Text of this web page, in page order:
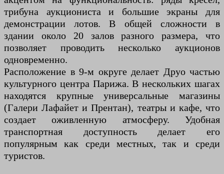
трибуна аукциониста и большие экраны для
демонстрации лотов. В общей сложности в
здании около 20 залов разного размера, что
позволяет проводить несколько аукционов
одновременно.
Расположение в 9-м округе делает Друо частью
культурного центра Парижа. В нескольких шагах
находятся крупные универсальные магазины
(Галери Лафайет и Прентан), театры и кафе, что
создает оживленную атмосферу. Удобная
транспортная доступность делает его
популярным как среди местных, так и среди
туристов.